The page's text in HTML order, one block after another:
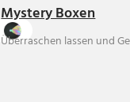
Mystery Boxen
Überraschen lassen und